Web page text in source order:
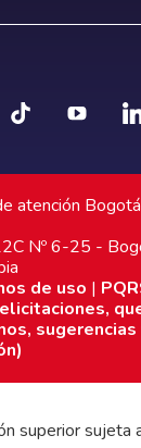
atención
Nº 6-25 -
de uso |
superior sujeta